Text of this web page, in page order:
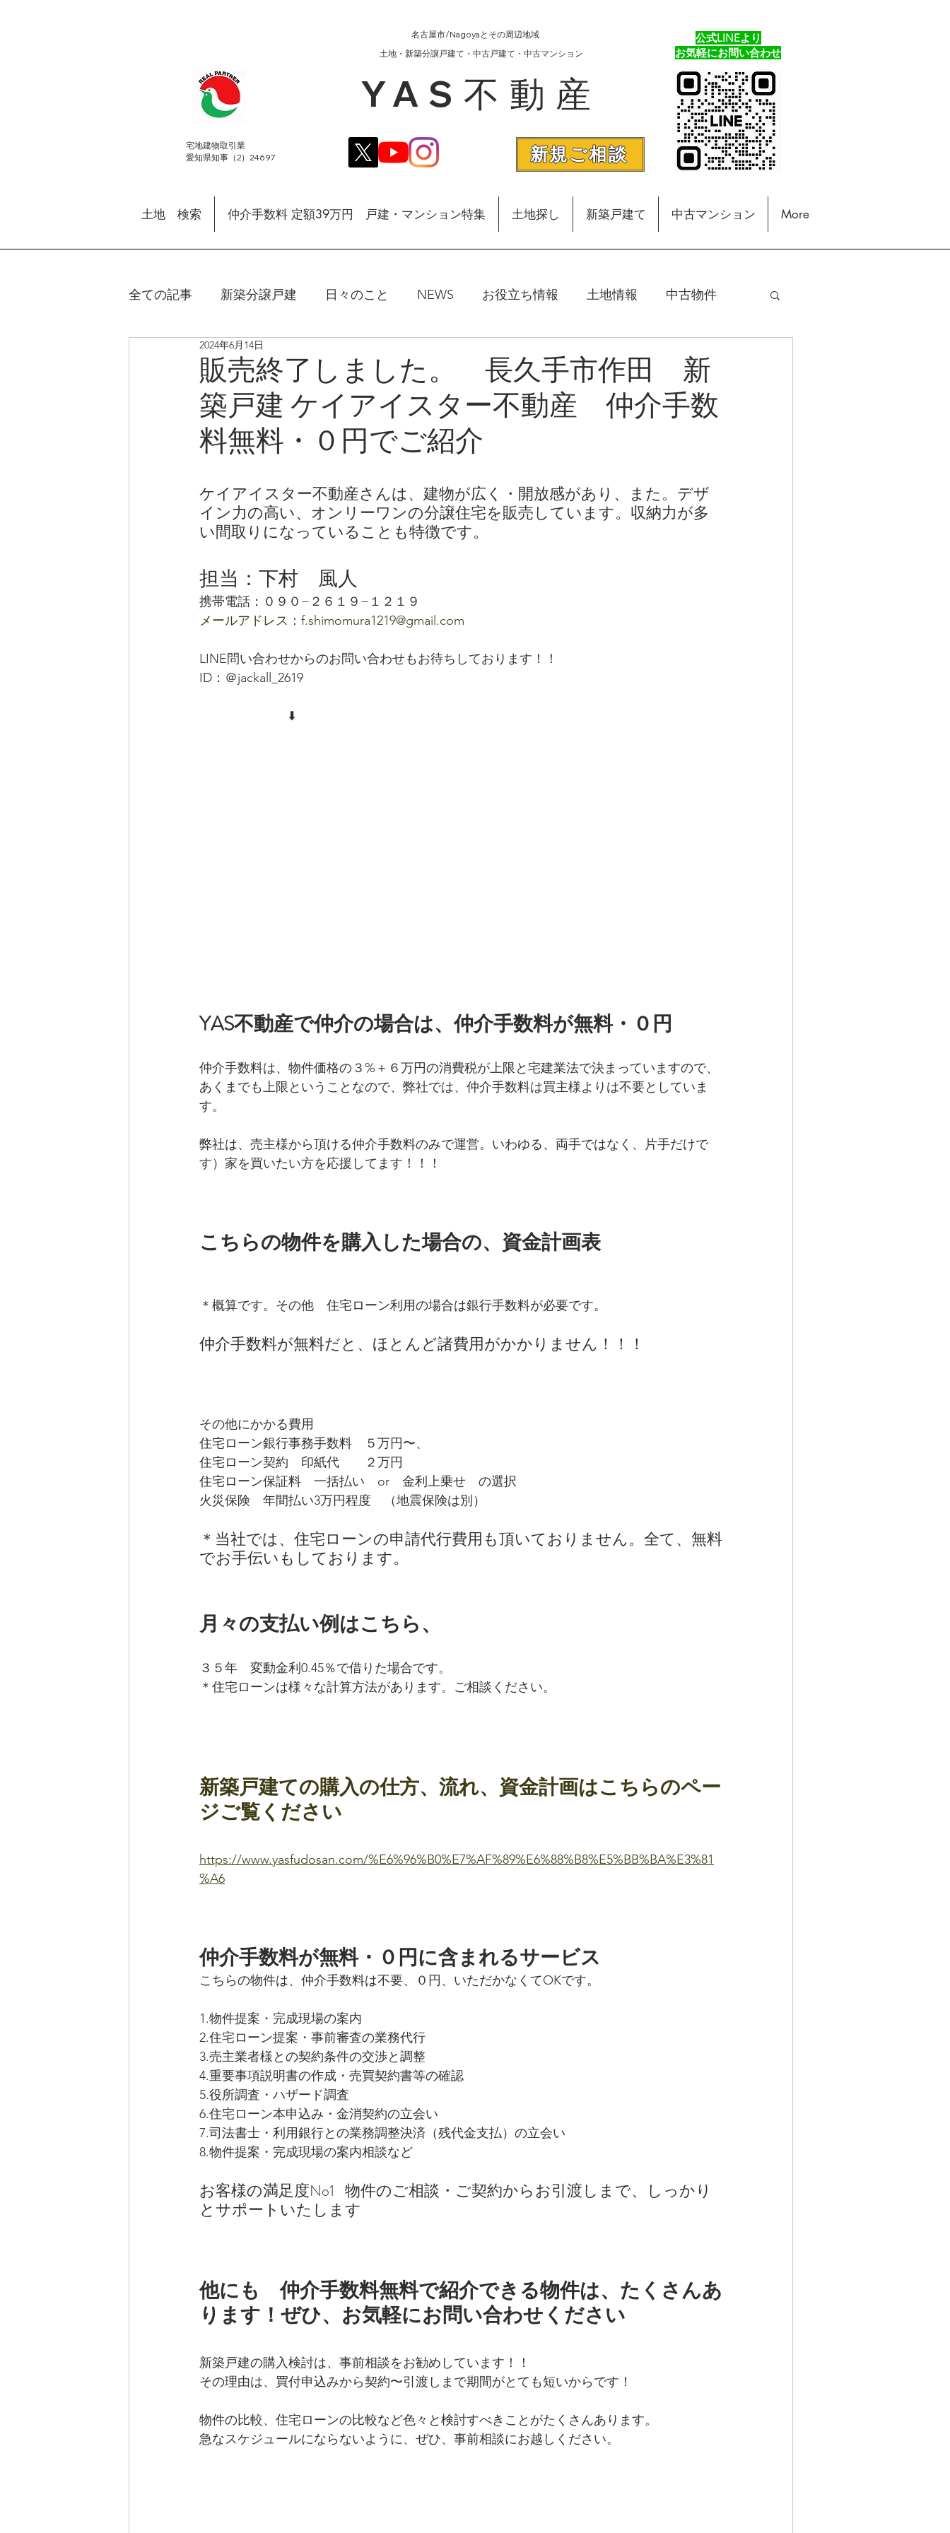
​宅地建物取引業
愛知県知事（2）24697
名古屋市/Nagoyaとその周辺地域
​土地・新築分譲戸建て・中古戸建て・中古マンション
公式LINEより
​お気軽にお問い合わせ
YAS不動産
新規ご相談
土地 検索 仲介手数料 定額39万円 戸建・マンション特集 土地探し 新築戸建て 中古マンション More
全ての記事 新築分譲戸建 日々のこと NEWS お役立ち情報 土地情報 中古物件
リノベ中古戸建・マンション
販売終了しました。 長久手市作田 新
築戸建 ケイアイスター不動産 仲介手数
料無料・０円でご紹介
2024年6月14日
ケイアイスター不動産さんは、建物が広く・開放感があり、また。デザ
イン力の高い、オンリーワンの分譲住宅を販売しています。収納力が多
い間取りになっていることも特徴です。
担当：下村　風人
携帯電話：０９０−２６１９−１２１９
メールアドレス：f.shimomura1219@gmail.com
LINE問い合わせからのお問い合わせもお待ちしております！！
ID：＠jackall_2619
⬇️
YAS不動産で仲介の場合は、仲介手数料が無料・０円
仲介手数料は、物件価格の３%＋６万円の消費税が上限と宅建業法で決まっていますので、
あくまでも上限ということなので、弊社では、仲介手数料は買主様よりは不要としていま
す。
弊社は、売主様から頂ける仲介手数料のみで運営。いわゆる、両手ではなく、片手だけで
す）家を買いたい方を応援してます！！！
こちらの物件を購入した場合の、資金計画表
＊概算です。その他　住宅ローン利用の場合は銀行手数料が必要です。
仲介手数料が無料だと、ほとんど諸費用がかかりません！！！
その他にかかる費用
住宅ローン銀行事務手数料　５万円〜、
住宅ローン契約　印紙代　　２万円
住宅ローン保証料　一括払い　or　金利上乗せ　の選択
火災保険　年間払い3万円程度　（地震保険は別）
＊当社では、住宅ローンの申請代行費用も頂いておりません。全て、無料
でお手伝いもしております。
月々の支払い例はこちら、
３５年　変動金利0.45％で借りた場合です。
＊住宅ローンは様々な計算方法があります。ご相談ください。
新築戸建ての購入の仕方、流れ、資金計画はこちらのペー
ジご覧ください
https://www.yasfudosan.com/%E6%96%B0%E7%AF%89%E6%88%B8%E5%BB%BA%E3%81
%A6
仲介手数料が無料・０円に含まれるサービス
こちらの物件は、仲介手数料は不要、０円、いただかなくてOKです。
1.物件提案・完成現場の案内
2.住宅ローン提案・事前審査の業務代行
3.売主業者様との契約条件の交渉と調整
4.重要事項説明書の作成・売買契約書等の確認
5.役所調査・ハザード調査
6.住宅ローン本申込み・金消契約の立会い
7.司法書士・利用銀行との業務調整決済（残代金支払）の立会い
8.物件提案・完成現場の案内相談など
お客様の満足度No1   物件のご相談・ご契約からお引渡しまで、しっかり
とサポートいたします
他にも　仲介手数料無料で紹介できる物件は、たくさんあ
ります！ぜひ、お気軽にお問い合わせください
新築戸建の購入検討は、事前相談をお勧めしています！！
その理由は、買付申込みから契約〜引渡しまで期間がとても短いからです！
物件の比較、住宅ローンの比較など色々と検討すべきことがたくさんあります。
急なスケジュールにならないように、ぜひ、事前相談にお越しください。